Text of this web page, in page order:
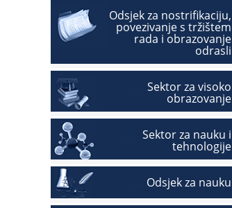
Odsjek za nostrifikaciju,
povezivanje s tržištem
rada i obrazovanje
odrasli
Sektor za visoko
obrazovanje
Sektor za nauku i
tehnologije
Odsjek za nauku